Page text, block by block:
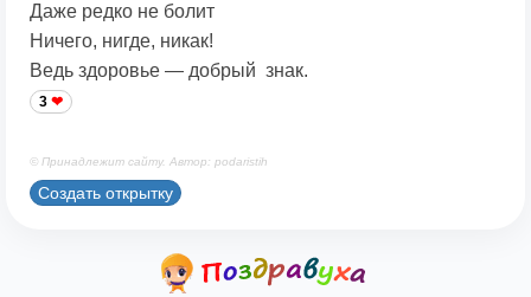
Даже редко не болит
Ничего, нигде, никак!
Ведь здоровье — добрый знак.
3
© Принадлежит сайту. Автор: podaristih
Создать открытку